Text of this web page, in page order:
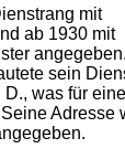
mit
ab 1930 mit
sein
was für eine
Adresse